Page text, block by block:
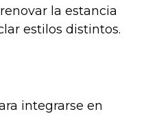
la estancia
estilos distintos.
integrarse en